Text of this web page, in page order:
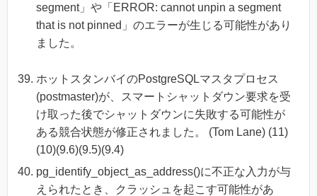
segment」や「ERROR: cannot unpin a segment
that is not pinned」のエラーが生じる可能性があり
ました。
ホットスタンバイのPostgreSQLマスタプロセス
(postmaster)が、スマートシャットダウン要求を受
け取った後でシャットダウンに失敗する可能性が
ある競合状態が修正されました。 (Tom Lane) (11)
(10)(9.6)(9.5)(9.4)
pg_identify_object_as_address()に不正な入力が与
えられたとき、クラッシュを起こす可能性があ